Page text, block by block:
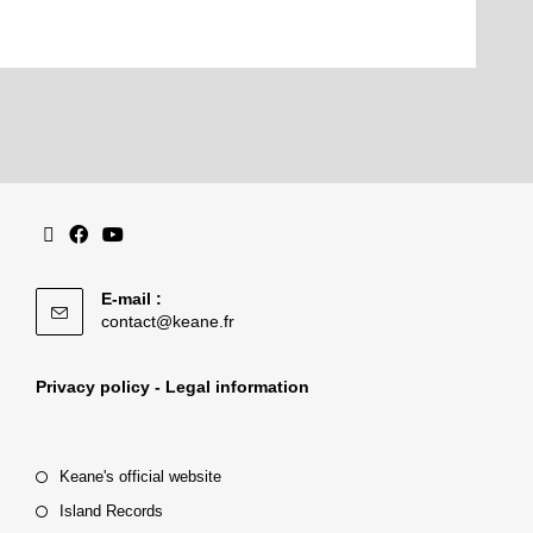
E-mail :
contact@keane.fr
Privacy policy - Legal information
Keane's official website
Island Records